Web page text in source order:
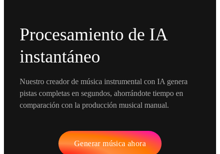
Procesamiento de IA
instantáneo
Nuestro creador de música instrumental con IA genera
pistas completas en segundos, ahorrándote tiempo en
comparación con la producción musical manual.
Generar música ahora